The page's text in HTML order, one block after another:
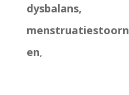
dysbalans,
en,